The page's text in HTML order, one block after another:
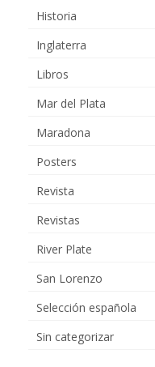
Historia
Inglaterra
Libros
Mar del Plata
Maradona
Posters
Revista
Revistas
River Plate
San Lorenzo
Selección española
Sin categorizar